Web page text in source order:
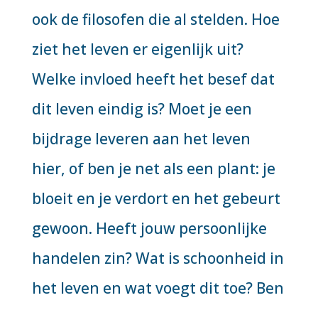
ook de filosofen die al stelden. Hoe
ziet het leven er eigenlijk uit?
Welke invloed heeft het besef dat
dit leven eindig is? Moet je een
bijdrage leveren aan het leven
hier, of ben je net als een plant: je
bloeit en je verdort en het gebeurt
gewoon. Heeft jouw persoonlijke
handelen zin? Wat is schoonheid in
het leven en wat voegt dit toe? Ben